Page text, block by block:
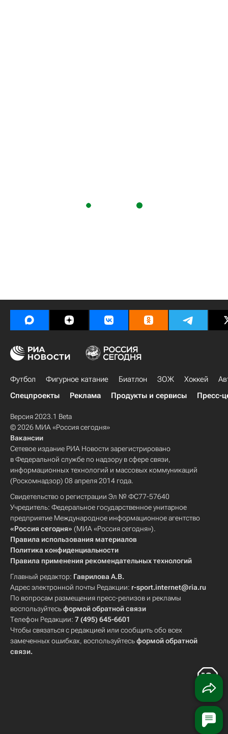
Футбол Фигурное катание Биатлон ЗОЖ Хоккей
Спецпроекты
Реклама Продукты и сервисы Пресс-
Версия 2023.1 Beta
© 2026 МИА «Россия сегодня»
Вакансии
Сетевое издание РИА Новости зарегистрировано
в Федеральной службе по надзору в сфере связи,
информационных технологий и массовых коммуникаций
(Роскомнадзор) 08 апреля 2014 года.
Свидетельство о регистрации Эл № ФС77-57640
Учредитель: Федеральное государственное унитарное
предприятие Международное информационное агентство
«Россия сегодня» (МИА «Россия сегодня»).
Правила использования материалов
Политика конфиденциальности
Правила применения рекомендательных технологий
Главный редактор: Гаврилова А.В.
Адрес электронной почты Редакции: r-sport.internet@ria.ru
По вопросам размещения пресс-релизов и рекламы
воспользуйтесьформой обратной связи
Телефон Редакции: 7 (495) 645-6601
Чтобы связаться с редакцией или сообщить обо всех
замеченных ошибках, воспользуйтесьформой обратной
связи.